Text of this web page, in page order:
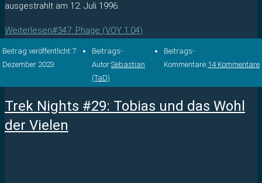
ausgestrahlt am 12. Juli 1996.
Weiterlesen#347: Phage (VOY 1.04)
Beitrag veröffentlicht:7.
Dezember 2023
Beitrags-
Autor:Sebastian
(TaD)
Beitrags-
Kommentare:14 Kommentare
Trek Nights #29: Tobias und das Wohl
der Vielen